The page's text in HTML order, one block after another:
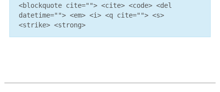
<blockquote cite=""> <cite> <code> <del
datetime=""> <em> <i> <q cite=""> <s>
<strike> <strong>